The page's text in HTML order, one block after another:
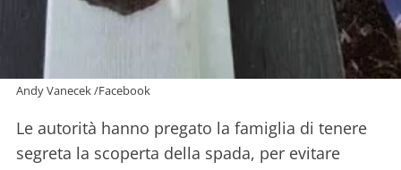
Andy Vanecek /Facebook
Le autorità hanno pregato la famiglia di tenere
segreta la scoperta della spada, per evitare